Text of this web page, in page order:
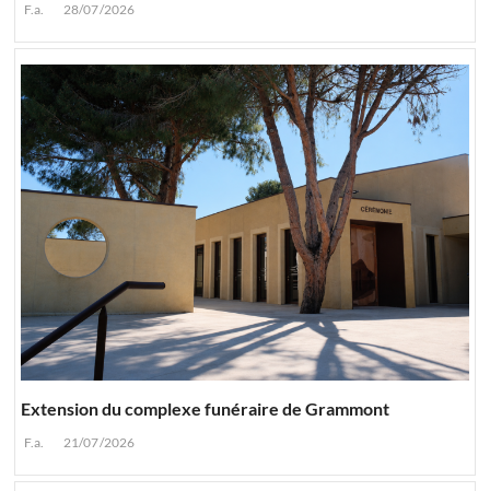
F.a. 28/07/2026
Extension du complexe funéraire de Grammont
F.a. 21/07/2026